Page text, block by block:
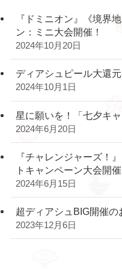
『ドミニオン』《境界
ン：ミニ大会開催！
2024年10月20日
ディアシュピール大還
2024年10月1日
星に願いを！「七夕キ
2024年6月20日
『チャレンジャーズ！
トキャンペーン大会開催
2024年6月15日
超ディアシュBIG開催の
2023年12月6日